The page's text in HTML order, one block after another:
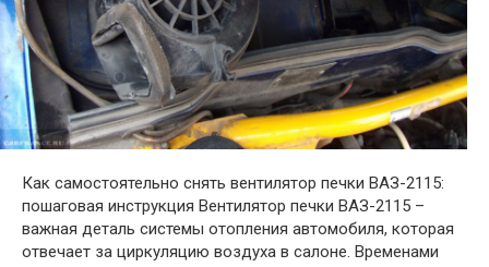
Как самостоятельно снять вентилятор печки ВАЗ-2115:
пошаговая инструкция Вентилятор печки ВАЗ-2115 –
важная деталь системы отопления автомобиля, которая
отвечает за циркуляцию воздуха в салоне. Временами